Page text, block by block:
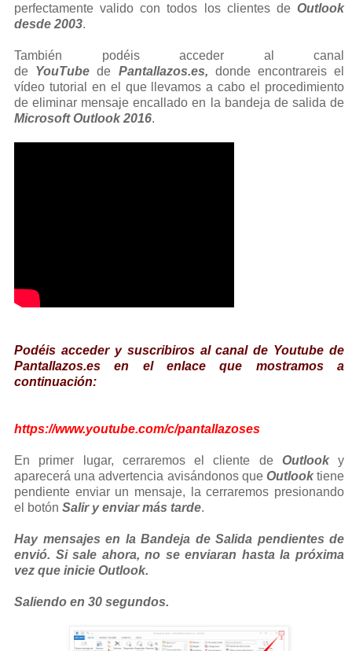
perfectamente valido con todos los clientes de Outlook
desde 2003.
También podéis acceder al canal
de YouTubede Pantallazos.es, donde encontrareis el
vídeo tutorial en el que llevamos a cabo el procedimiento
de eliminar mensaje encallado en la bandeja de salida de
Microsoft Outlook 2016.
Podéis acceder y suscribiros al canal de Youtube de
Pantallazos.es en el enlace que mostramos a
continuación:
https://www.youtube.com/c/pantallazoses
En primer lugar, cerraremos el cliente de Outlook y
aparecerá una advertencia avisándonos que Outlooktiene
pendiente enviar un mensaje, la cerraremos presionando
el botón Salir y enviar más tarde.
Hay mensajes en la Bandeja de Salida pendientes de
envió. Si sale ahora, no se enviaran hasta la próxima
vez que inicie Outlook.
Saliendo en 30 segundos.